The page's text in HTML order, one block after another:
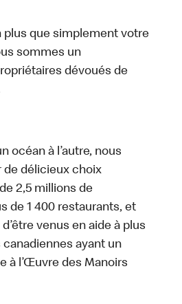
plus que simplement votre
sommes un
dévoués de
océan à l’autre, nous
de délicieux choix
2,5 millions de
de 1 400 restaurants, et
venus en aide à plus
ayant un
à l’Œuvre des Manoirs